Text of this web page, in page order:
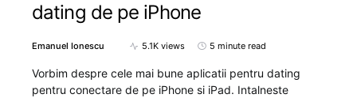
dating de pe iPhone
Emanuel Ionescu 5.1K views 5 minute read
Vorbim despre cele mai bune aplicatii pentru dating
pentru conectare de pe iPhone si iPad. Intalneste